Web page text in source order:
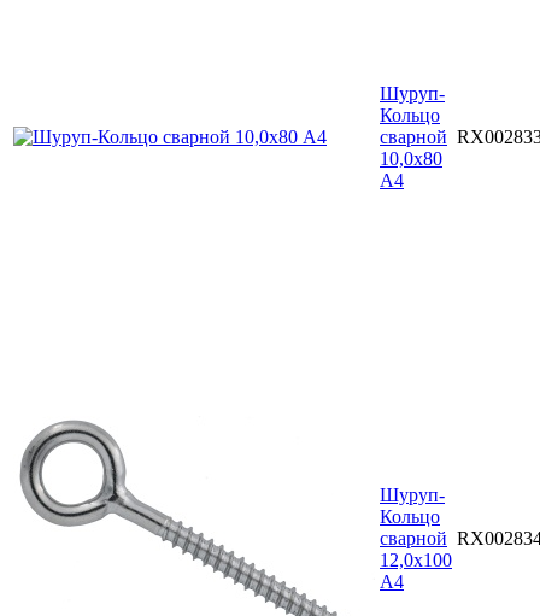
Шуруп-
Кольцо
сварной
10,0х80
A4
Шуруп-
Кольцо
сварной
12,0х100
A4